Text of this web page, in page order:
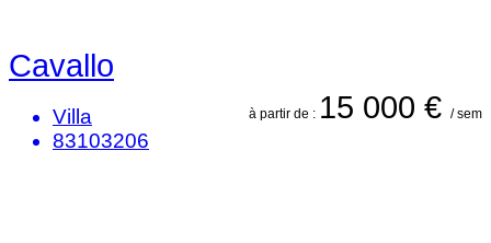
Cavallo
à partir de : 15 000 € / sem
Villa
83103206